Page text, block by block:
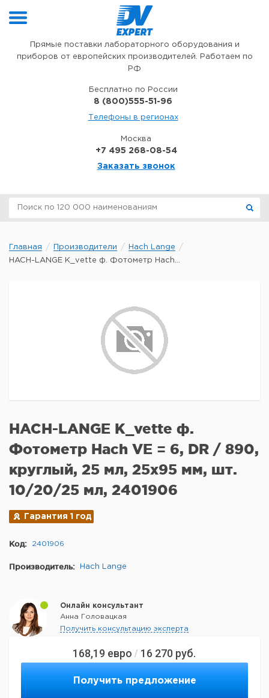
Прямые поставки лабораторного оборудования и
приборов от европейских производителей. Работаем по
РФ
Бесплатно по России
8 (800)555-51-96
Телефоны в регионах
Москва
+7 495 268-08-54
Заказать звонок
Главная Производители
Hach Lange
HACH-LANGE K_vette ф. Фотометр Hach...
168,19 евро / 16 270 руб.
Получить предложение
HACH-LANGE K_vette ф.
Фотометр Hach VE = 6, DR / 890,
круглый, 25 мл, 25x95 мм, шт.
10/20/25 мл, 2401906
Гарантия 1 год
Код: 2401906
Производитель: Hach Lange
Онлайн консультант
Анна Головацкая
Получить консультацию эксперта